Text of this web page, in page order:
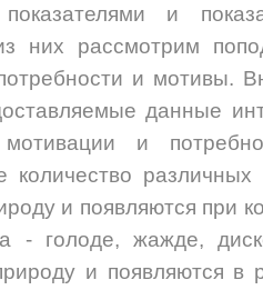
и
них рассмотрим
и мотивы.
данные
и
количество
и появляются при
- голоде, жажде,
и появляются в